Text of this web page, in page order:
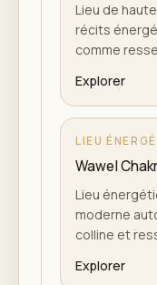
Lieu de
récits
comme
Explorer
LIEU
Wawel
Lieu
moderne
colline et
Explorer